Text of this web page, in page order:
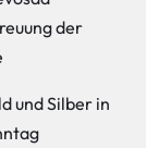
der
und Silber in